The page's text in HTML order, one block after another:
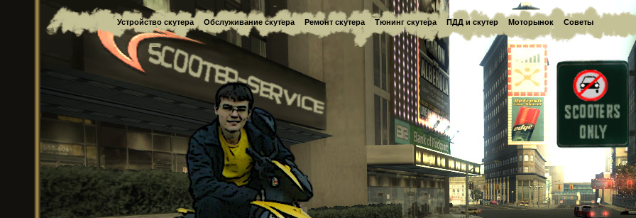
Устройство скутера Обслуживание скутера Ремонт скутера Тюнинг скутера ПДД и скутер Моторынок Советы